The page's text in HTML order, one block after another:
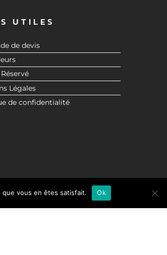
UTILES
de devis
Légales
de confidentialité
vous en êtes satisfait. Ok